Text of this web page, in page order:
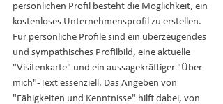
persönlichen Profil besteht die Möglichkeit, ein
kostenloses Unternehmensprofil zu erstellen.
Für persönliche Profile sind ein überzeugendes
und sympathisches Profilbild, eine aktuelle
"Visitenkarte" und ein aussagekräftiger "Über
mich"-Text essenziell. Das Angeben von
"Fähigkeiten und Kenntnisse" hilft dabei, von